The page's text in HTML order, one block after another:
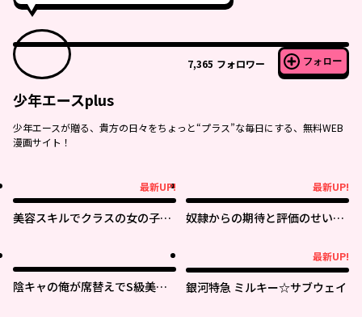
7,365 フォロワー フォロー
少年エースplus
少年エースが贈る、貴方の日々をちょっと“プラス”な毎日にする、無料WEB
漫画サイト！
最新UP!
美容スキルでクラスの女の子を
最新UP!
奴隷からの期待と評価のせいで
陰キャの俺が席替えでS級美少
最新UP!
銀河特急 ミルキー☆サブウェイ